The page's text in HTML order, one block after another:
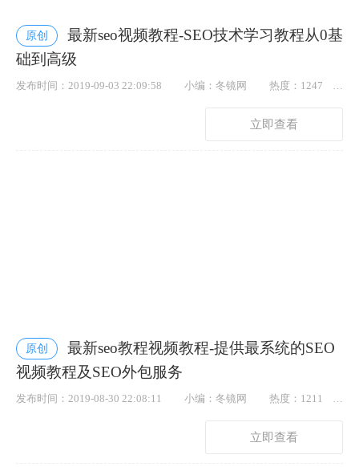
原创
最新seo视频教程-SEO技术学习教程从0基
础到高级
发布时间：2019-09-03 22:09:58 小编：冬镜网
热度：1247
立即查看
原创
最新seo教程视频教程-提供最系统的SEO
视频教程及SEO外包服务
发布时间：2019-08-30 22:08:11 小编：冬镜网
热度：1211
立即查看